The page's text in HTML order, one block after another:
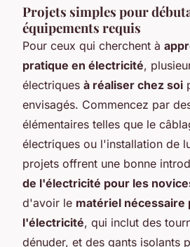
Projets simples pour
équipements requis
Pour ceux qui cherchent à
pratique en électricité,
électriques à réaliser chez soi
envisagés. Commencez par
élémentaires telles que le
électriques ou l'installation de
projets offrent une bonne
de l'électricité pour les
d'avoir le matériel nécessaire
l'électricité, qui inclut des
dénuder, et des gants isolants